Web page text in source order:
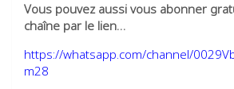
Vous pouvez aussi vous abonner
chaîne par le lien…
https://whatsapp.com/channel/
m28